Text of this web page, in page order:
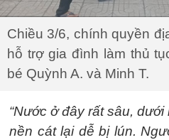
Chiều 3/6, chính quyền
hỗ trợ gia đình làm thủ
bé Quỳnh A. và Minh T.
“Nước ở đây rất sâu,
nền cát lại dễ bị lún.